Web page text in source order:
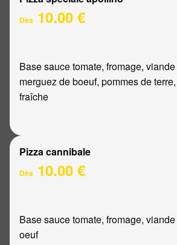
Dès 10.00 €
Base sauce tomate, fromage,
merguez de boeuf, pommes de
fraîche
Pizza cannibale
Dès 10.00 €
Base sauce tomate, fromage,
oeuf